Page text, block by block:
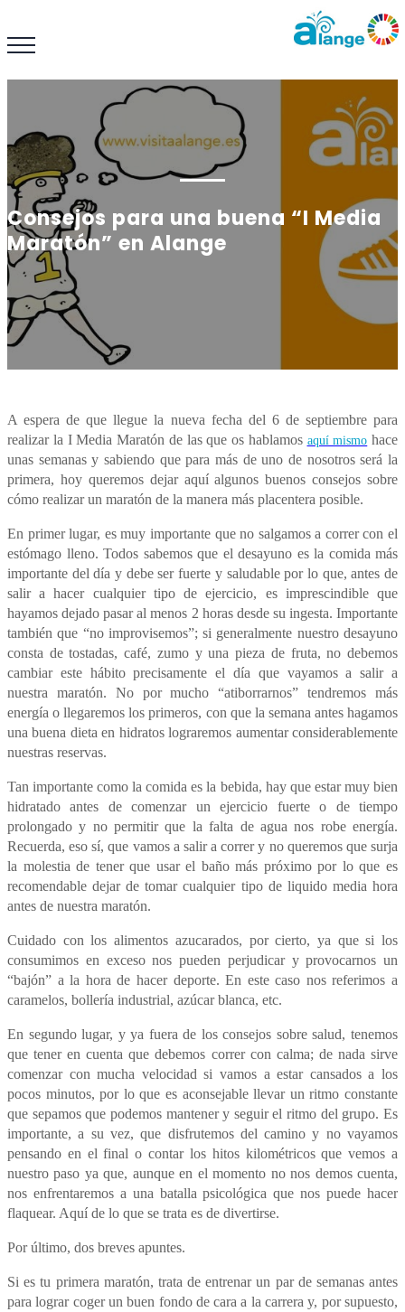
Consejos para una buena “I Media
Maratón” en Alange
A espera de que llegue la nueva fecha del 6 de septiembre para
realizar la I Media Maratón de las que os hablamos aquí mismo hace
unas semanas y sabiendo que para más de uno de nosotros será la
primera, hoy queremos dejar aquí algunos buenos consejos sobre
cómo realizar un maratón de la manera más placentera posible.
En primer lugar, es muy importante que no salgamos a correr con el
estómago lleno. Todos sabemos que el desayuno es la comida más
importante del día y debe ser fuerte y saludable por lo que, antes de
salir a hacer cualquier tipo de ejercicio, es imprescindible que
hayamos dejado pasar al menos 2 horas desde su ingesta. Importante
también que “no improvisemos”; si generalmente nuestro desayuno
consta de tostadas, café, zumo y una pieza de fruta, no debemos
cambiar este hábito precisamente el día que vayamos a salir a
nuestra maratón. No por mucho “atiborrarnos” tendremos más
energía o llegaremos los primeros, con que la semana antes hagamos
una buena dieta en hidratos lograremos aumentar considerablemente
nuestras reservas.
Tan importante como la comida es la bebida, hay que estar muy bien
hidratado antes de comenzar un ejercicio fuerte o de tiempo
prolongado y no permitir que la falta de agua nos robe energía.
Recuerda, eso sí, que vamos a salir a correr y no queremos que surja
la molestia de tener que usar el baño más próximo por lo que es
recomendable dejar de tomar cualquier tipo de liquido media hora
antes de nuestra maratón.
Cuidado con los alimentos azucarados, por cierto, ya que si los
consumimos en exceso nos pueden perjudicar y provocarnos un
“bajón” a la hora de hacer deporte. En este caso nos referimos a
caramelos, bollería industrial, azúcar blanca, etc.
En segundo lugar, y ya fuera de los consejos sobre salud, tenemos
que tener en cuenta que debemos correr con calma; de nada sirve
comenzar con mucha velocidad si vamos a estar cansados a los
pocos minutos, por lo que es aconsejable llevar un ritmo constante
que sepamos que podemos mantener y seguir el ritmo del grupo. Es
importante, a su vez, que disfrutemos del camino y no vayamos
pensando en el final o contar los hitos kilométricos que vemos a
nuestro paso ya que, aunque en el momento no nos demos cuenta,
nos enfrentaremos a una batalla psicológica que nos puede hacer
flaquear. Aquí de lo que se trata es de divertirse.
Por último, dos breves apuntes.
Si es tu primera maratón, trata de entrenar un par de semanas antes
para lograr coger un buen fondo de cara a la carrera y, por supuesto,